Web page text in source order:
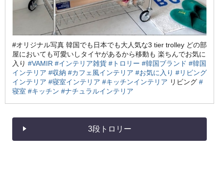
#オリジナル写真 韓国でも日本でも大人気な3 tier trolley どの部
屋においても可愛いしタイヤがあるから移動も 楽ちんでお気に
入り #VAMIR #インテリア雑貨 #トロリー #韓国ブランド #韓国
インテリア #収納 #カフェ風インテリア #お気に入り #リビング
インテリア #寝室インテリア #キッチンインテリア リビング #
寝室 #キッチン #ナチュラルインテリア
3段トロリー